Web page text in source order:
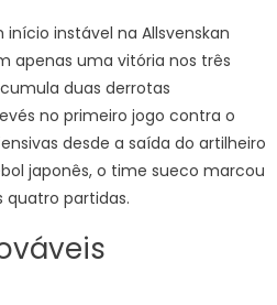
início instável na Allsvenskan
apenas uma vitória nos três
duas derrotas
no primeiro jogo contra o
desde a saída do artilheiro
japonês, o time sueco marcou
quatro partidas.